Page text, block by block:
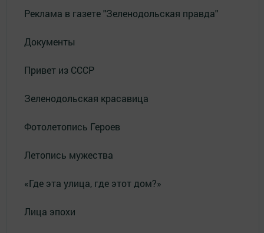
Реклама в газете "Зеленодольская правда"
Документы
Привет из СССР
Зеленодольская красавица
Фотолетопись Героев
Летопись мужества
«Где эта улица, где этот дом?»
Лица эпохи